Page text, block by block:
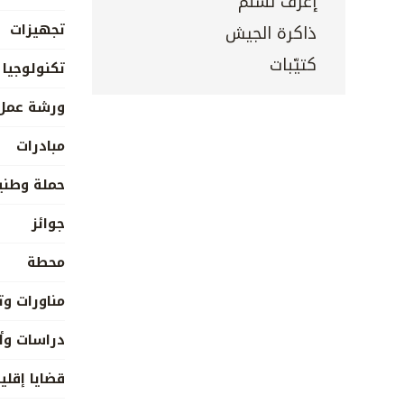
ذاكرة الجيش
كتيّبات
تجهيزات
ورشة
مبادرات
حملة
جوائز
محطة
مناورات
دراسات
قضايا